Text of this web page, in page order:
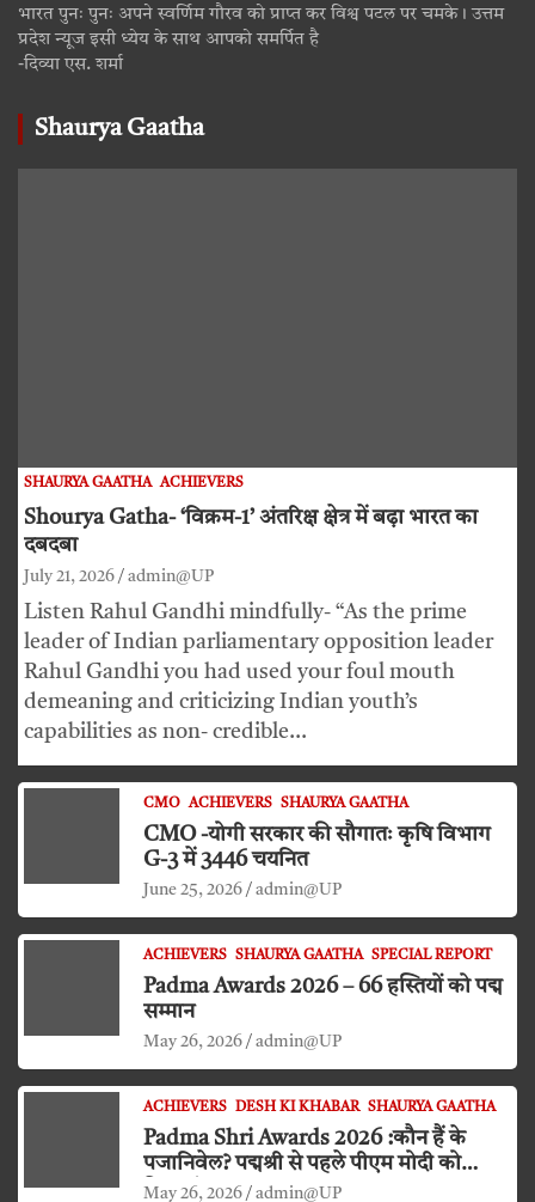
भारत पुनः पुनः अपने स्वर्णिम गौरव को प्राप्त कर विश्व पटल पर चमके। उत्तम
प्रदेश न्यूज इसी ध्येय के साथ आपको समर्पित है
-दिव्या एस. शर्मा
Shaurya Gaatha
SHAURYA GAATHA ACHIEVERS
Shourya Gatha- ‘विक्रम-1’ अंतरिक्ष क्षेत्र में बढ़ा भारत का
दबदबा
July 21, 2026 admin@UP
Listen Rahul Gandhi mindfully- “As the prime
leader of Indian parliamentary opposition leader
Rahul Gandhi you had used your foul mouth
demeaning and criticizing Indian youth’s
capabilities as non- credible…
CMO ACHIEVERS SHAURYA GAATHA
CMO -योगी सरकार की सौगातः कृषि विभाग
G-3 में 3446 चयनित
June 25, 2026 admin@UP
ACHIEVERS SHAURYA GAATHA SPECIAL REPORT
Padma Awards 2026 – 66 हस्तियों को पद्म
सम्मान
May 26, 2026 admin@UP
ACHIEVERS DESH KI KHABAR SHAURYA GAATHA
Padma Shri Awards 2026 :कौन हैं के
पजानिवेल? पद्मश्री से पहले पीएम मोदी को
किया दंडवत प्रणाम
May 26, 2026 admin@UP